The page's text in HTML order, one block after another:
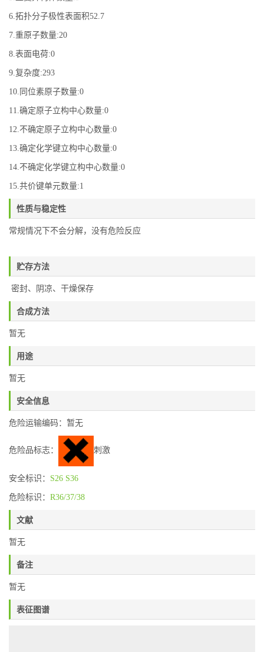
6.拓扑分子极性表面积52.7
7.重原子数量:20
8.表面电荷:0
9.复杂度:293
10.同位素原子数量:0
11.确定原子立构中心数量:0
12.不确定原子立构中心数量:0
13.确定化学键立构中心数量:0
14.不确定化学键立构中心数量:0
15.共价键单元数量:1
性质与稳定性
常规情况下不会分解，没有危险反应
贮存方法
密封、阴凉、干燥保存
合成方法
暂无
用途
暂无
安全信息
危险运输编码：暂无
危险品标志： 刺激
安全标识： S26 S36
危险标识： R36/37/38
文献
暂无
备注
暂无
表征图谱